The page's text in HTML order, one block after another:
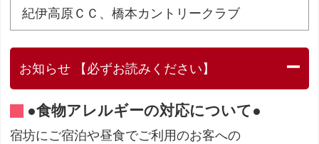
紀伊高原ＣＣ、橋本カントリークラブ
お知らせ 【必ずお読みください】
●食物アレルギーの対応について●
宿坊にご宿泊や昼食でご利用のお客への